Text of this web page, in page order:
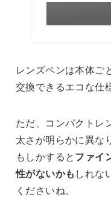
レンズペンは本体ご
交換できるエコな仕
ただ、コンパクトレ
太さが明らかに異な
もしかするとファイ
性がないかも しれな
くださいね。